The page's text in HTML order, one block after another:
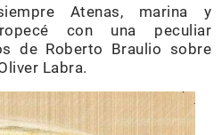
Atenas, marina y
con una peculiar
de Roberto Braulio sobre
Labra.